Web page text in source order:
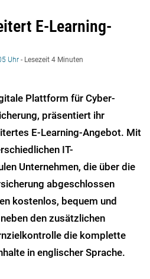
E-Learning-
Uhr - Lesezeit 4 Minuten
Plattform für Cyber-
präsentiert ihr
E-Learning-Angebot. Mit
IT-
Unternehmen, die über die
abgeschlossen
kostenlos, bequem und
den zusätzlichen
die komplette
in englischer Sprache.